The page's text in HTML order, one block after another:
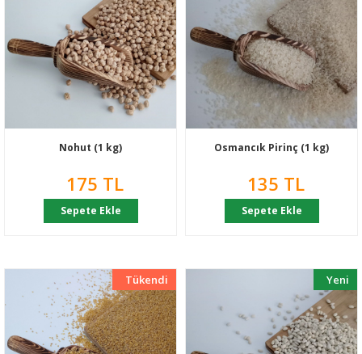
Nohut (1 kg)
175 TL
Sepete Ekle
Osmancık Pirinç (1 kg)
135 TL
Sepete Ekle
Yeni
Tükendi Yeni